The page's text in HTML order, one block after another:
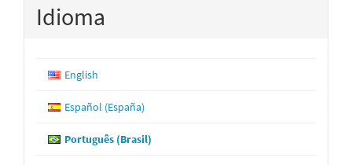
Idioma
English
Español (España)
Português (Brasil)